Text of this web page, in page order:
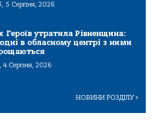
5 Серпня, 2026
Героїв утратила Рівненщина:
в обласному центрі з ними
4 Серпня, 2026
НОВИНИ РОЗДІЛУ>